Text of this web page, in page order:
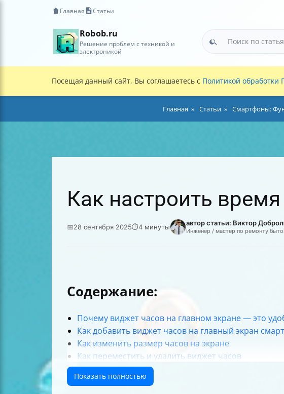
Главная Статьи
Robob.ru
Решение проблем с техникой и
электроникой
Посещая данный сайт, Вы соглашаетесь с Политикой
Главная Статьи Смартфоны:
Как настроить
📅28 сентября 2025⏱4 минуты автор статьи: Виктор
Инженер / мастер по ремонту
Содержание:
Почему виджет часов на главном экране — это
Как добавить виджет часов на главный экран
Как изменить размер часов на экране
Как переместить и удалить виджет часов
Дополнительные настройки и функции виджетов
Что делать, если виджет часов не отображается
Показать полностью